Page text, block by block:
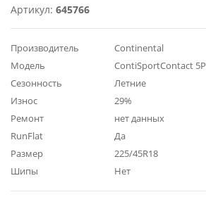
Артикул: 645766
Производитель
Continental
Модель
ContiSportContact 5P
Сезонность
Летние
Износ
29%
Ремонт
нет данных
RunFlat
Да
Размер
225/45R18
Шипы
Нет